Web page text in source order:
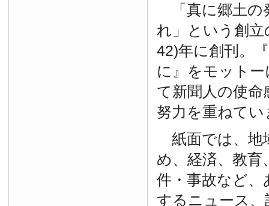
「真に郷土の
れ」という創
42)年に創刊。
に』をモット
て新聞人の使命
努力を重ねてい
紙面では、地
め、経済、教育
件・事故など
するニュース